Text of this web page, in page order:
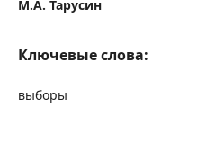
М.А. Тарусин
Ключевые слова:
выборы